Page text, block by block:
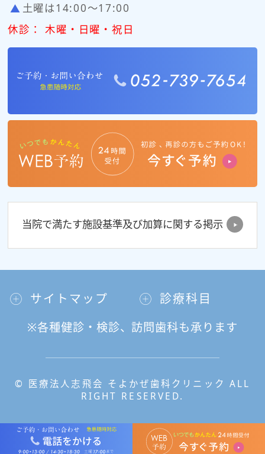
土曜は14:00〜17:00
休診： 木曜・日曜・祝日
当院で満たす施設基準及び加算に関する掲示
サイトマップ
診療科目
※各種健診・検診、訪問歯科も承ります
© 医療法人志飛会 そよかぜ歯科クリニック ALL
RIGHT RESERVED.